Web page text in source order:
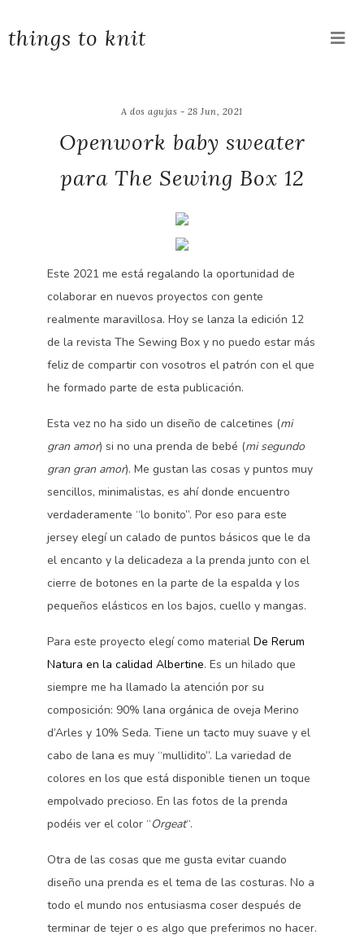
things to knit
A dos agujas - 28 Jun, 2021
Openwork baby sweater
para The Sewing Box 12
Este 2021 me está regalando la oportunidad de
colaborar en nuevos proyectos con gente
realmente maravillosa. Hoy se lanza la edición 12
de la revista The Sewing Box y no puedo estar más
feliz de compartir con vosotros el patrón con el que
he formado parte de esta publicación.
Esta vez no ha sido un diseño de calcetines (mi
gran amor) si no una prenda de bebé (mi segundo
gran gran amor). Me gustan las cosas y puntos muy
sencillos, minimalistas, es ahí donde encuentro
verdaderamente “lo bonito”. Por eso para este
jersey elegí un calado de puntos básicos que le da
el encanto y la delicadeza a la prenda junto con el
cierre de botones en la parte de la espalda y los
pequeños elásticos en los bajos, cuello y mangas.
Para este proyecto elegí como material De Rerum
Natura en la calidad Albertine. Es un hilado que
siempre me ha llamado la atención por su
composición: 90% lana orgánica de oveja Merino
d’Arles y 10% Seda. Tiene un tacto muy suave y el
cabo de lana es muy “mullidito”. La variedad de
colores en los que está disponible tienen un toque
empolvado precioso. En las fotos de la prenda
podéis ver el color “Orgeat“.
Otra de las cosas que me gusta evitar cuando
diseño una prenda es el tema de las costuras. No a
todo el mundo nos entusiasma coser después de
terminar de tejer o es algo que preferimos no hacer.